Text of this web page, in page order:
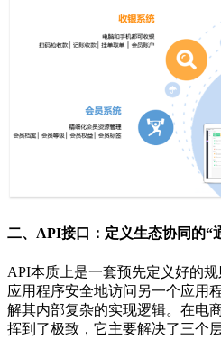
二、 API接口：定义生态协同的“
API本质上是一套预先定义好的
应用程序安全地访问另一个应用
解其内部复杂的实现逻辑。在电
挥到了极致，它主要解决了三个